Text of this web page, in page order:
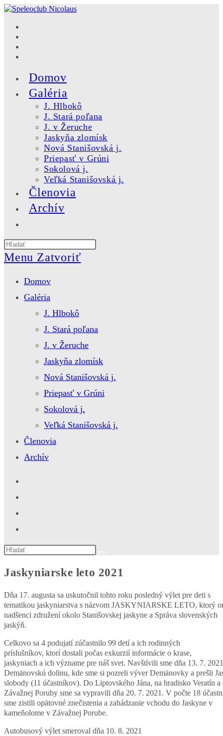
Skip
content
Domov
Galéria
J. Hlbokô
J. Stará poľana
J. v Žeruche
Jaskyňa zlomísk
Nová Stanišovská j.
Priepasť v Grúni
Sokolová j.
Veľká Stanišovská j.
Členovia
Archív
website
search
Menu Zatvoriť
Domov
Galéria
J. Hlbokô
J. Stará poľana
J. v Žeruche
Jaskyňa zlomísk
Nová Stanišovská j.
Priepasť v Grúni
Sokolová j.
Veľká Stanišovská j.
Členovia
Archív
Search
website
Jaskyniarske leto 2021
Dňa 17. augusta sa uskutočnil tohto roku posledný výlet pre deti s
tematikou jaskyniarstva s názvom JASKYNIARSKE LETO, ktorý
nadšenci združení okolo Stanišovskej jaskyne a Správa slovenských
jaskýň.
Celkovo sa 4 podujatí zúčastnilo 99 detí a ich rodinných
príslušníkov, ktorí dostali počas exkurzií informácie o krase,
jaskyniach a ich význame pre náš svet. Navštívili sme dňa 13. 7. 2021
Demänovskú dolinu, kde sme si pozreli výver Demänovky a prešli
slobody (11 účastníkov). Do Liptovského Jána, na hradisko Veratín a
Závažnej Poruby sme sa vypravili dňa 20. 7. 2021. V počte 18
sme zistili opätovné znečistenia a zahádzanie vchodu do Jaskyne v
kameňolome v Závažnej Porube.
Autobusový výlet smeroval dňa 10. 8. 2021